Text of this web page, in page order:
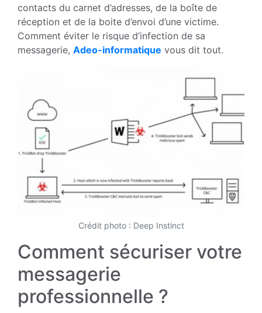
contacts du carnet d’adresses, de la boîte de
réception et de la boite d’envoi d’une victime.
Comment éviter le risque d’infection de sa
messagerie, Adeo-informatique vous dit tout.
Crédit photo : Deep Instinct
Comment sécuriser votre
messagerie
professionnelle ?